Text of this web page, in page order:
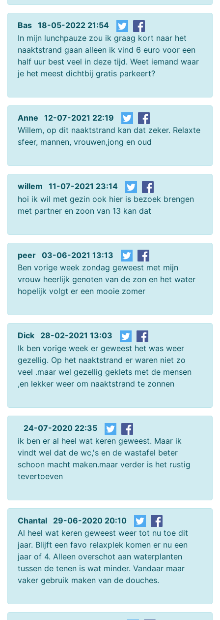
Bas 18-05-2022 21:54
In mijn lunchpauze zou ik graag kort naar het
naaktstrand gaan alleen ik vind 6 euro voor een
half uur best veel in deze tijd. Weet iemand waar
je het meest dichtbij gratis parkeert?
Anne 12-07-2021 22:19
Willem, op dit naaktstrand kan dat zeker. Relaxte
sfeer, mannen, vrouwen,jong en oud
willem 11-07-2021 23:14
hoi ik wil met gezin ook hier is bezoek brengen
met partner en zoon van 13 kan dat
peer 03-06-2021 13:13
Ben vorige week zondag geweest met mijn
vrouw heerlijk genoten van de zon en het water
hopelijk volgt er een mooie zomer
Dick 28-02-2021 13:03
Ik ben vorige week er geweest het was weer
gezellig. Op het naaktstrand er waren niet zo
veel .maar wel gezellig geklets met de mensen
,en lekker weer om naaktstrand te zonnen
24-07-2020 22:35
ik ben er al heel wat keren geweest. Maar ik
vindt wel dat de wc,'s en de wastafel beter
schoon macht maken.maar verder is het rustig
tevertoeven
Chantal 29-06-2020 20:10
Al heel wat keren geweest weer tot nu toe dit
jaar. Blijft een favo relaxplek komen er nu een
jaar of 4. Alleen overschot aan waterplanten
tussen de tenen is wat minder. Vandaar maar
vaker gebruik maken van de douches.